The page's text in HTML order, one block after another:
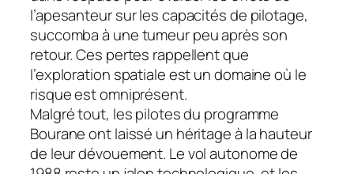
l’apesanteur sur les capacités de pilotage,
succomba à une tumeur peu après son
retour. Ces pertes rappellent que
l’exploration spatiale est un domaine où le
risque est omniprésent.
Malgré tout, les pilotes du programme
Bourane ont laissé un héritage à la hauteur
de leur dévouement. Le vol autonome de